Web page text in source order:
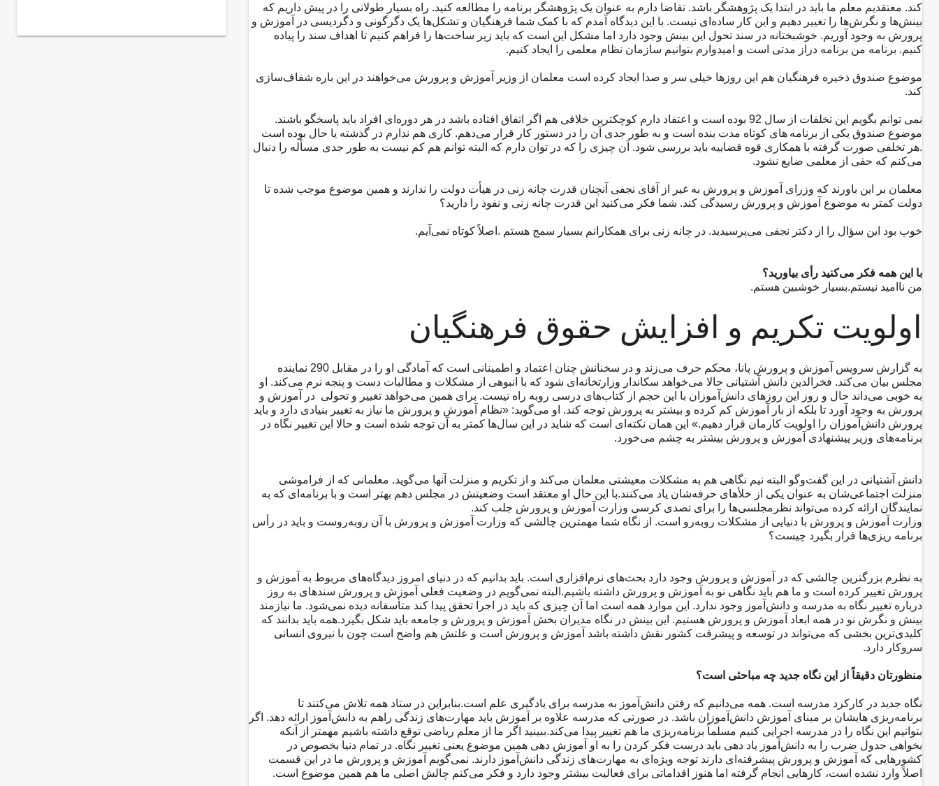
کند. معتقدیم معلم ما باید در ابتدا یک پژوهشگر باشد. تقاضا دارم به عنوان یک پژوهشگر برنامه را مطالعه کنید. راه بسیار طولانی را در پیش داریم که
بینش‌ها و نگرش‌ها را تغییر دهیم و این کار ساده‌ای نیست. با این دیدگاه آمدم که با کمک شما فرهنگیان و تشکل‌ها یک دگرگونی و دگردیسی در آموزش و
پرورش به وجود آوریم. خوشبختانه در سند تحول این بینش وجود دارد اما مشکل این است که باید زیر ساخت‌ها را فراهم کنیم تا اهداف سند را پیاده
کنیم. برنامه من برنامه دراز مدتی است و امیدوارم بتوانیم سازمان نظام معلمی را ایجاد کنیم.
موضوع صندوق ذخیره فرهنگیان هم این روزها خیلی سر و صدا ایجاد کرده است معلمان از وزیر آموزش و پرورش می‌خواهند در این باره شفاف‌سازی
کند.
نمی توانم بگویم این تخلفات از سال 92 بوده است و اعتفاد دارم کوچکترین خلافی هم اگر اتفاق افتاده باشد در هر دوره‌ای افراد باید پاسخگو باشند.
موضوع صندوق یکی از برنامه های کوتاه مدت بنده است و به طور جدی آن را در دستور کار قرار می‌دهم. کاری هم ندارم در گذشته یا حال بوده است
.هر تخلفی صورت گرفته با همکاری قوه قضاییه باید بررسی شود. آن چیزی را که در توان دارم که البته توانم هم کم نیست به طور جدی مسأله را دنبال
می‌کنم که حقی از معلمی ضایع نشود.
معلمان بر این باورند که وزرای آموزش و پرورش به غیر از آقای نجفی آنچنان قدرت چانه زنی در هیأت دولت را ندارند و همین موضوع موجب شده تا
دولت کمتر به موضوع آموزش و پرورش رسیدگی کند. شما فکر می‌کنید این قدرت چانه زنی و نفوذ را دارید؟
خوب بود این سؤال را از دکتر نجفی می‌پرسیدید. در چانه زنی برای همکارانم بسیار سمج هستم .اصلاً کوتاه نمی‌آیم.
با این همه فکر می‌کنید رأی بیاورید؟
من ناامید نیستم.بسیار خوشبین هستم.
​اولویت تکریم و افزایش حقوق فرهنگیان
به گزارش سرویس آموزش و پرورش پانا، محکم حرف می‌زند و در سخنانش چنان اعتماد و اطمینانی است که آمادگی او را در مقابل 290 نماینده
مجلس بیان می‌کند. فخرالدین دانش آشتیانی حالا می‌خواهد سکاندار وزارتخانه‌ای شود که با انبوهی از مشکلات و مطالبات دست و پنجه نرم می‌کند. او
به خوبی می‌داند حال و روز این روزهای دانش‌آموزان با این حجم از کتاب‌های درسی روبه راه نیست. برای همین می‌خواهد تغییر و تحولی در آموزش و
پرورش به وجود آورد تا بلکه از بار آموزش کم کرده و بیشتر به پرورش توجه کند. او می‌گوید: «نظام آموزش و پرورش ما نیاز به تغییر بنیادی دارد و باید
پرورش دانش‌آموزان را اولویت کارمان قرار دهیم.» این همان نکته‌ای است که شاید در این سال‌ها کمتر به آن توجه شده است و حالا این تغییر نگاه در
برنامه‌های وزیر پیشنهادی آموزش و پرورش بیشتر به چشم می‌خورد.
دانش آشتیانی در این گفت‌و‌گو البته نیم نگاهی هم به مشکلات معیشتی معلمان می‌کند و از تکریم و منزلت آنها می‌گوید. معلمانی که از فراموشی
منزلت اجتماعی‌شان به عنوان یکی از خلأهای حرفه‌شان یاد می‌کنند.با این حال او معتقد است وضعیتش در مجلس دهم بهتر است و با برنامه‌ای که به
نمایندگان ارائه کرده می‌تواند نظرمجلسی‌ها را برای تصدی کرسی وزارت آموزش و پرورش جلب کند.
وزارت آموزش و پرورش با دنیایی از مشکلات روبه‌رو است. از نگاه شما مهمترین چالشی که وزارت آموزش و پرورش با آن روبه‌روست و باید در رأس
برنامه ریزی‌ها قرار بگیرد چیست؟
به نظرم بزرگترین چالشی که در آموزش و پرورش وجود دارد بحث‌های نرم‌افزاری است. باید بدانیم که در دنیای امروز دیدگاه‌های مربوط به آموزش و
پرورش تغییر کرده است و ما هم باید نگاهی نو به آموزش و پرورش داشته باشیم.البته نمی‌گویم در وضعیت فعلی آموزش و پرورش سندهای به روز
درباره تغییر نگاه به مدرسه و دانش‌آموز وجود ندارد. این موارد همه است اما آن چیزی که باید در اجرا تحقق پیدا کند متأسفانه دیده نمی‌شود. ما نیازمند
بینش و نگرش نو در همه ابعاد آموزش و پرورش هستیم. این بینش در نگاه مدیران بخش آموزش و پرورش و جامعه باید شکل بگیرد.همه باید بدانند که
کلیدی‌ترین بخشی که می‌تواند در توسعه و پیشرفت کشور نقش داشته باشد آموزش و پرورش است و علتش هم واضح است چون با نیروی انسانی
سروکار دارد.
منظورتان دقیقاً از این نگاه جدید چه مباحثی است؟
نگاه جدید در کارکرد مدرسه است. همه می‌دانیم که رفتن دانش‌آموز به مدرسه برای یادگیری علم است.بنابراین در ستاد همه تلاش می‌کنند تا
برنامه‌ریزی هایشان بر مبنای آموزش دانش‌آموزان باشد. در صورتی که مدرسه علاوه‌ بر آموزش باید مهارت‌های زندگی راهم به دانش‌آموز ارائه دهد. اگر
بتوانیم این نگاه را در مدرسه اجرایی کنیم مسلماً برنامه‌ریزی ما هم تغییر پیدا می‌کند.ببینید اگر ما از معلم ریاضی توقع داشته باشیم مهمتر از آنکه
بخواهی جدول ضرب را به دانش‌آموز یاد دهی باید درست فکر کردن را به او آموزش دهی همین موضوع یعنی تغییر نگاه. در تمام دنیا بخصوص در
کشورهایی که آموزش و پرورش پیشرفته‌ای دارند توجه ویژه‌ای به مهارت‌های زندگی دانش‌آموز دارند. نمی‌گویم آموزش و پرورش ما در این قسمت
اصلاً وارد نشده است، کارهایی انجام گرفته اما هنوز اقداماتی برای فعالیت بیشتر وجود دارد و فکر می‌کنم چالش اصلی ما هم همین موضوع است.